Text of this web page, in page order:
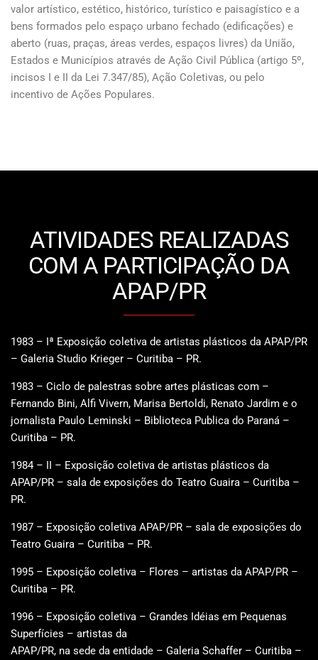
valor artístico, estético, histórico, turístico e paisagístico e a
bens formados pelo espaço urbano fechado (edificações) e
aberto (ruas, praças, áreas verdes, espaços livres) da União,
Estados e Municípios através de Ação Civil Pública (artigo 5º,
incisos I e II da Lei 7.347/85), Ação Coletivas, ou pelo
incentivo de Ações Populares.
ATIVIDADES REALIZADAS
COM A PARTICIPAÇÃO DA
APAP/PR
1983 – Iª Exposição coletiva de artistas plásticos da APAP/PR
– Galeria Studio Krieger – Curitiba – PR.
1983 – Ciclo de palestras sobre artes plásticas com –
Fernando Bini, Alfi Vivern, Marisa Bertoldi, Renato Jardim e o
jornalista Paulo Leminski – Biblioteca Publica do Paraná –
Curitiba – PR.
1984 – II – Exposição coletiva de artistas plásticos da
APAP/PR – sala de exposições do Teatro Guaira – Curitiba –
PR.
1987 – Exposição coletiva APAP/PR – sala de exposições do
Teatro Guaira – Curitiba – PR.
1995 – Exposição coletiva – Flores – artistas da APAP/PR –
Curitiba – PR.
1996 – Exposição coletiva – Grandes Idéias em Pequenas
Superfícies – artistas da
APAP/PR, na sede da entidade – Galeria Schaffer – Curitiba –